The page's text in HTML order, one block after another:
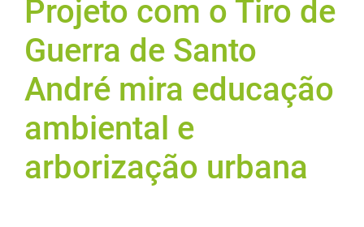
Projeto com o Tiro de
Guerra de Santo
André mira educação
ambiental e
arborização urbana